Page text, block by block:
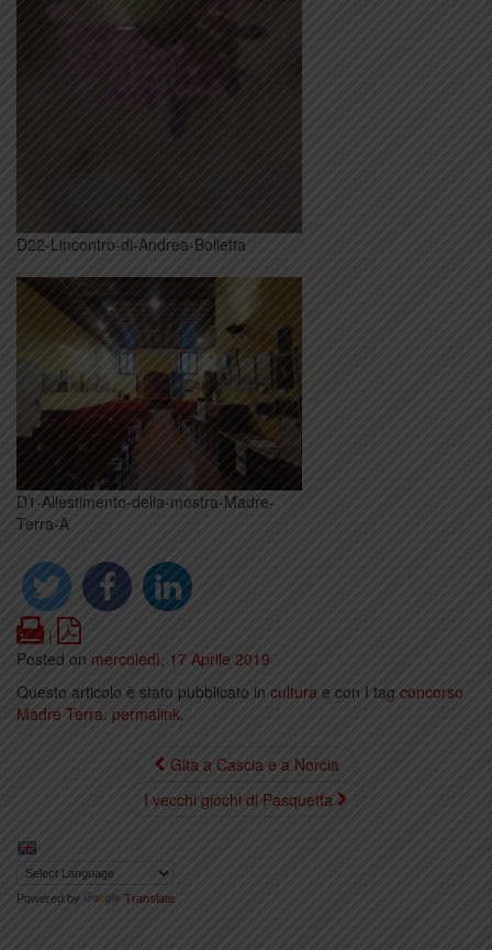
D22-Lincontro-di-Andrea-Bolletta
D1-Allestimento-della-mostra-Madre-
Terra-A
Print
|
Posted on mercoledì, 17 Aprile 2019
Questo articolo è stato pubblicato in cultura e con I tag concorso
Madre Terra. permalink.
Gita a Cascia e a Norcia
I vecchi giochi di Pasquetta
Powered by Translate